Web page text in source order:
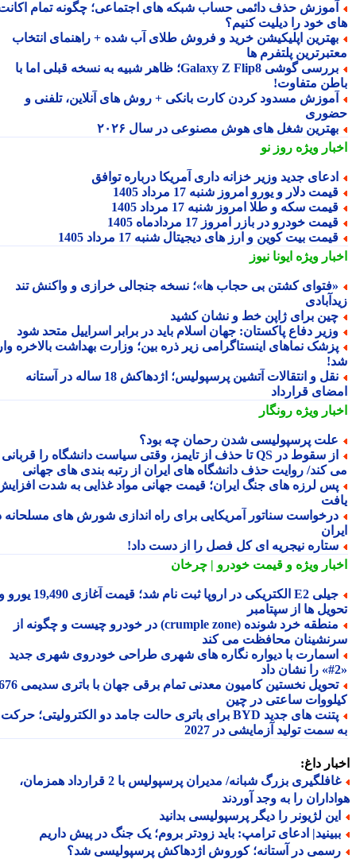
حذف دائمی حساب شبکه های اجتماعی؛ چگونه تمام اکانت
خود را دیلیت کنیم؟
اپلیکیشن خرید و فروش طلای آب شده + راهنمای انتخاب
پلتفرم ها
بررسی گوشی Galaxy Z Flip8؛ ظاهر شبیه به نسخه قبلی اما با
متفاوت!
مسدود کردن کارت بانکی + روش های آنلاین، تلفنی و
شغل های هوش مصنوعی در سال ۲۰۲۶
ویژهروز نو
جدید وزیر خزانه داری آمریکا درباره توافق
دلار و یورو امروز شنبه 17 مرداد 1405
سکه و طلا امروز شنبه 17 مرداد 1405
خودرو در بازر امروز 17 مردادماه 1405
بیت کوین و ارز های دیجیتال شنبه 17 مرداد 1405
ویژهایونا نیوز
کشتن بی حجاب ها»؛ نسخه جنجالی خرازی و واکنش تند
برای ژاپن خط و نشان کشید
دفاع پاکستان: جهان اسلام باید در برابر اسراییل متحد شود
نماهای اینستاگرامی زیر ذره بین؛ وزارت بهداشت بالاخره وارد
نقل و انتقالات آتشین پرسپولیس؛ اژدهاکش 18 ساله در آستانه
قرارداد
ویژهرونگار
پرسپولیسی شدن رحمان چه بود؟
از سقوط در QS تا حذف از تایمز، وقتی سیاست دانشگاه را قربانی
کند/ روایت حذف دانشگاه های ایران از رتبه بندی های جهانی
لرزه های جنگ ایران؛ قیمت جهانی مواد غذایی به شدت افزایش
سناتور آمریکایی برای راه اندازی شورش های مسلحانه در
نیجریه ای کل فصل را از دست داد!
ویژهو قیمت خودرو | چرخان
جیلی E2 الکتریکی در اروپا ثبت نام شد؛ قیمت آغازی 19,490 یورو و
ها از سپتامبر
منطقه خرد شونده (crumple zone) در خودرو چیست و چگونه از
محافظت می کند
با دیواره نگاره های شهری طراحی خودروی شهری جدید
تحویل نخستین کامیون معدنی تمام برقی جهان با باتری سدیمی 676
ساعتی در چین
پتنت های جدید BYD برای باتری حالت جامد دو الکترولیتی؛ حرکت
سمت تولید آزمایشی در 2027
داغ:
غافلگیری بزرگ شبانه/ مدیران پرسپولیس با 2 قرارداد همزمان،
را به وجد آوردند
لژیونر را دیگر پرسپولیسی بدانید
ادعای ترامپ: باید زودتر بروم؛ یک جنگ در پیش داریم
در آستانه؛ کوروش اژدهاکش پرسپولیسی شد؟